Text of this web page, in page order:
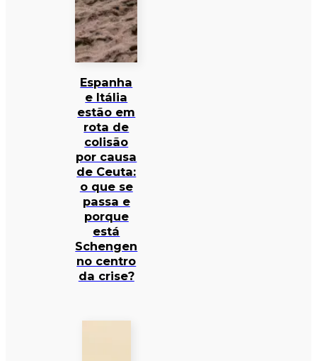
Espanha
e Itália
estão em
rota de
colisão
por causa
de Ceuta:
o que se
passa e
porque
está
Schengen
no centro
da crise?